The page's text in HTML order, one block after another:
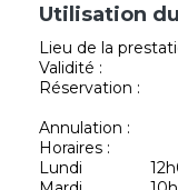
Utilisation
Lieu de la
Validité :
Réservation :
Annulation :
Horaires :
Lundi